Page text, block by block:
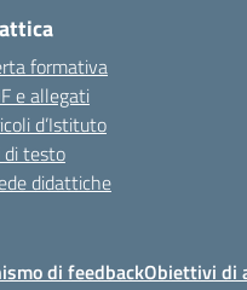
formativa
e allegati
d’Istituto
di testo
didattiche
di feedbackObiettivi di